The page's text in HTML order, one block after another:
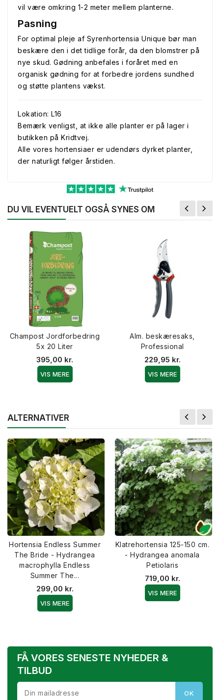
vil være omkring 1-2 meter mellem planterne.
Pasning
For optimal pleje af Syrenhortensia Unique bør man
beskære den i det tidlige forår, da den blomstrer på
nye skud. Gødning anbefales i foråret med en
organisk gødning for at forbedre jordens sundhed
og støtte plantens vækst.
Lokation: L16
Bemærk venligst, at ikke alle planter er på lager i
butikken på Kridtvej.
Alle vores hortensiaer er udendørs dyrket planter,
der naturligt følger årstiden.
DU VIL EVENTUELT OGSÅ SYNES OM
Champost Jordforbedring
5x 20 Liter
395,00 kr.
VIS MERE
Alm. beskæresaks,
Professional
229,95 kr.
VIS MERE
ALTERNATIVER
Hortensia Endless Summer
The Bride - Hydrangea
macrophylla Endless
Summer The...
299,00 kr.
VIS MERE
Klatrehortensia 125-150 cm.
- Hydrangea anomala
Petiolaris
719,00 kr.
VIS MERE
FÅ VORES SENESTE NYHEDER &
TILBUD